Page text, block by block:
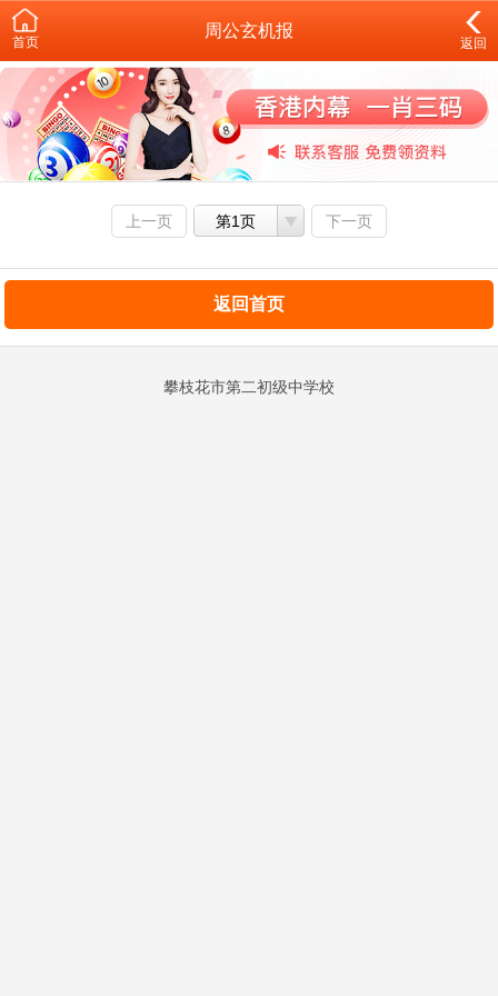
首页
周公玄机报
返回
上一页 第1页 下一页
返回首页
攀枝花市第二初级中学校